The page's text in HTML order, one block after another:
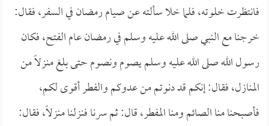
فانتظرت خلوته، فلما خلا سألته عن صيام رمضان في السفر، فقال:
خرجنا مع النبي صلى الله عليه وسلم في رمضان عام الفتح، فكان
رسول الله صلى الله عليه وسلم يصوم ونصوم حتى بلغ منزلاً من
المنازل، فقال: إنكم قد دنوتم من عدوكم والفطر أقوى لكم،
فأصبحنا منا الصائم ومنا المفطر، قال: ثم سرنا فنزلنا منزلاً، فقال: